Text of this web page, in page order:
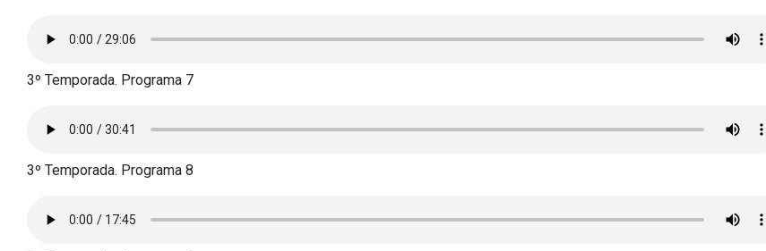
3º Temporada. Programa 7
3º Temporada. Programa 8